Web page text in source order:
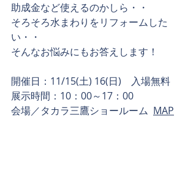
助成金など使えるのかしら・・
そろそろ水まわりをリフォームした
い・・
そんなお悩みにもお答えします！
開催日：11/15(土) 16(日)　入場無料
展示時間：10：00～17：00
会場／タカラ三鷹ショールーム MAP